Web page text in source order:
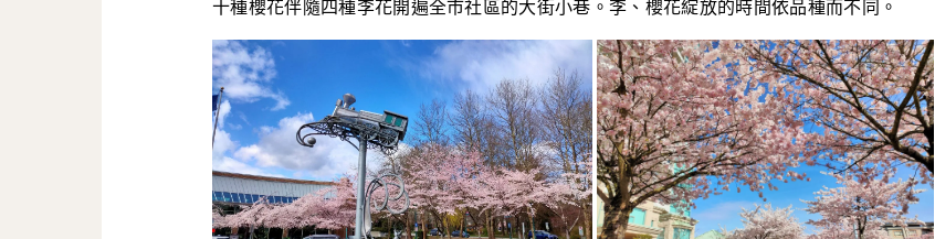
十種櫻花伴隨四種李花開遍全市社區的大街小巷。李、櫻花綻放的時間依品種而不同。